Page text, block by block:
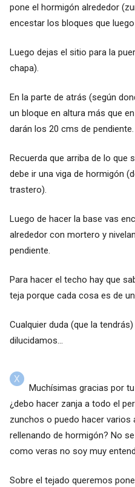
pone el hormigón alrededor
encestar los bloques que
Luego dejas el sitio para la
chapa).
En la parte de atrás (según
un bloque en altura más que
darán los 20 cms de pendiente.
Recuerda que arriba de lo que
debe ir una viga de hormigón
trastero).
Luego de hacer la base vas
alrededor con mortero y
pendiente.
Para hacer el techo hay que
teja porque cada cosa es de
Cualquier duda (que la
dilucidamos...
Muchísimas gracias por
¿debo hacer zanja a todo el
zunchos o puedo hacer varios
rellenando de hormigón? No
como veras no soy muy
Sobre el tejado queremos